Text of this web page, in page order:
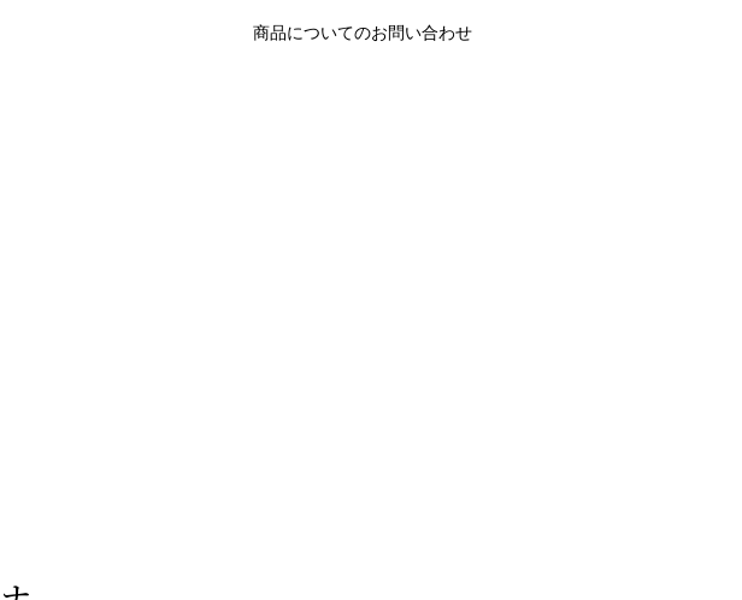
商品についてのお問い合わせ